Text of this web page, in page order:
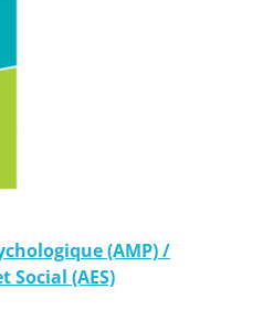
(AMP) /
Social (AES)